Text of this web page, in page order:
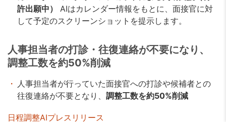
許出願中）
AIはカレンダー情報をもとに、面接官に対
して予定のスクリーンショットを提示します。
人事担当者の打診・往復連絡が不要になり、
調整工数を約50%削減
人事担当者が行っていた面接官への打診や候補者との
往復連絡が不要となり、調整工数を約50%削減
日程調整AIプレスリリース